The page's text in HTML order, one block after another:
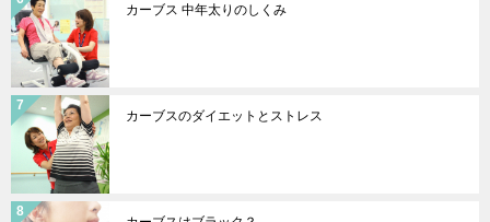
カーブス 中年太りのしくみ
カーブスのダイエットとストレス